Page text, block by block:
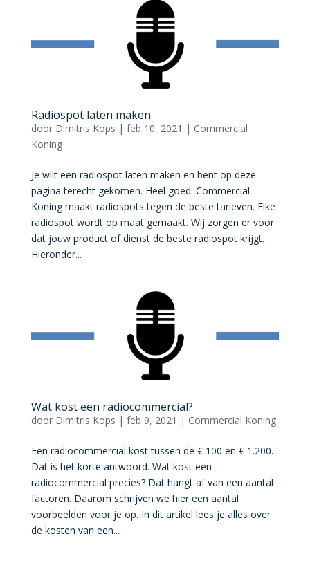
Radiospot laten maken
door Dimitris Kops | feb 10, 2021 | Commercial
Koning
Je wilt een radiospot laten maken en bent op deze
pagina terecht gekomen. Heel goed. Commercial
Koning maakt radiospots tegen de beste tarieven. Elke
radiospot wordt op maat gemaakt. Wij zorgen er voor
dat jouw product of dienst de beste radiospot krijgt.
Hieronder...
Wat kost een radiocommercial?
door Dimitris Kops | feb 9, 2021 | Commercial Koning
Een radiocommercial kost tussen de € 100 en € 1.200.
Dat is het korte antwoord. Wat kost een
radiocommercial precies? Dat hangt af van een aantal
factoren. Daarom schrijven we hier een aantal
voorbeelden voor je op. In dit artikel lees je alles over
de kosten van een...